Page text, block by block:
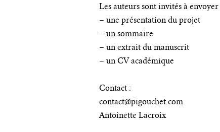
Les auteurs sont invités à envoyer
– une présentation du projet
– un sommaire
– un extrait du manuscrit
– un CV académique
Contact :
contact@pigouchet.com
Antoinette Lacroix